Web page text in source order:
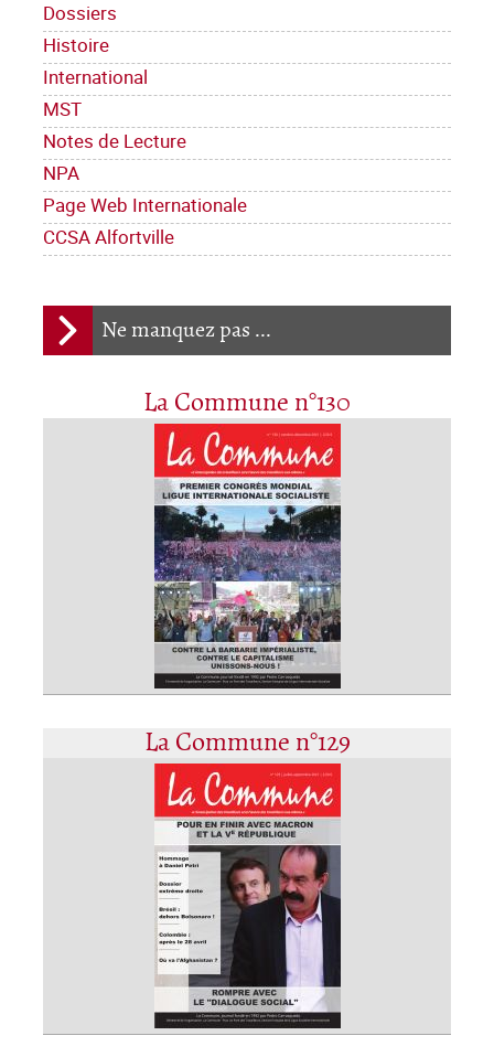
Dossiers
Histoire
International
MST
Notes de Lecture
NPA
Page Web Internationale
CCSA Alfortville
Ne manquez pas ...
La Commune n°130
La Commune n°129